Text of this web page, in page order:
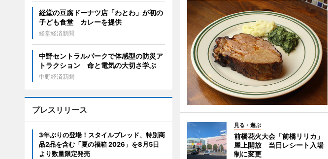
見る・遊ぶ
前橋花火大会「前橋リリカ」
屋上開放 当日レシート入場
制に変更
経堂の豆腐ドーナツ店「わとわ」が初の
子ども食堂 カレーを提供
経堂経済新聞
中野セントラルパークで体感型の防災ア
トラクション 命と電気の大切さ学ぶ
中野経済新聞
プレスリリース
3年ぶりの登場！スタイルブレッド、特別商
品2品を含む「夏の福箱 2026」を8月5日
より数量限定発売